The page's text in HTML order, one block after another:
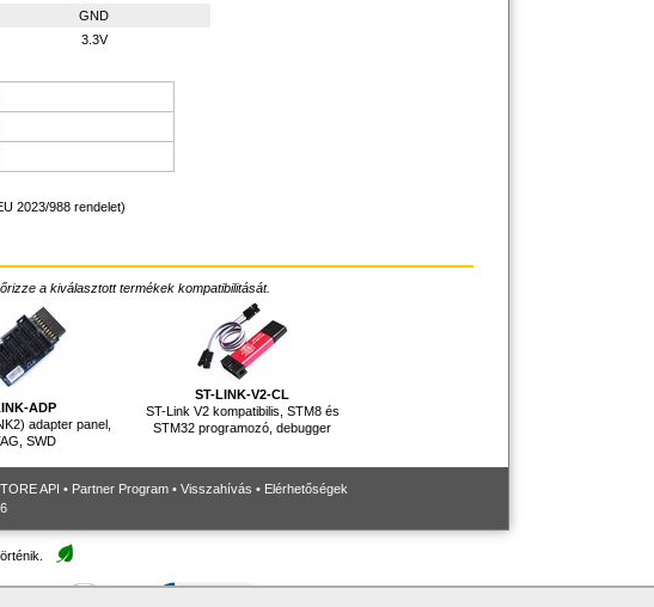
GND
3.3V
2023/988 rendelet)
a kiválasztott termékek kompatibilitását.
ADP
adapter panel,
SWD
ST-LINK-V2-CL
ST-Link V2 kompatibilis, STM8 és
STM32 programozó, debugger
API • Partner Program • Visszahívás • Elérhetőségek